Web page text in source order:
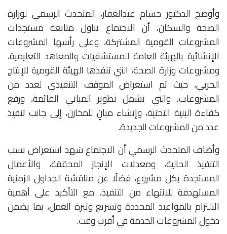
وأوضح الدكتور حسام عبدالغفار، المتحدث الرسمي لوزارة
الصحة والسكان، أن الاجتماع تناول متابعة مستجدات
المشروعات القومية المشتركة، وعلى رأسها المشروعات
الإنشائية بالهيئة العامة للمستشفيات والمعاهد التعليمية،
ومشروعات وزارة الصحة، التي تنفذها الهيئة القومية للإنتاج
الحربي، حيث تم استعراض الموقف التنفيذي لعدد من
المشروعات، والتي تشمل تطوير المباني القائمة، ورفع
كفاءة البنية التحتية، وإنشاء مبانٍ للمخازن، إلى جانب تنفيذ
عدد من المشروعات الجديدة.
وأضاف المتحدث الرسمي أن الاجتماع شهد استعراض نسب
التنفيذ الحالية، ومعدلات الإنجاز المحققة، والأعمال
المستجدة بكل مشروع، فضلًا عن مناقشة الجداول الزمنية
المستهدفة للانتهاء من التنفيذ، مع التأكيد على أهمية
الالتزام بالمواعيد المحددة وتسريع وتيرة العمل، بما يضمن
دخول المشروعات الخدمة في أقرب وقت.